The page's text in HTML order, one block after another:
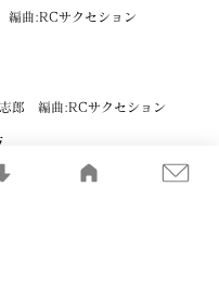
編曲:RCサクセション
郎 編曲:RCサクセション
志郎、仲井戸麗市 編曲:RCサクセ